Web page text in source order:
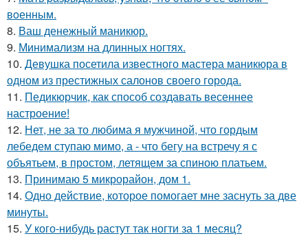
вoенным.
8. Ваш денежный маникюр.
9. Минимализм на длинных ногтях.
10. Девушка посетила известного мастера маникюра в
одном из престижных салонов своего города.
11. Педикюрчик, как способ создавать весеннее
настроение!
12. Нет, не за то любима я мужчиной, что гордым
лебедем ступаю мимо, а - что бегу на встречу я с
объятьем, в простом, летящем за спиною платьем.
13. Принимаю 5 микрорайон, дом 1.
14. Одно действие, которое помогает мне заснуть за две
минуты.
15. У кого-нибудь растут так ногти за 1 месяц?